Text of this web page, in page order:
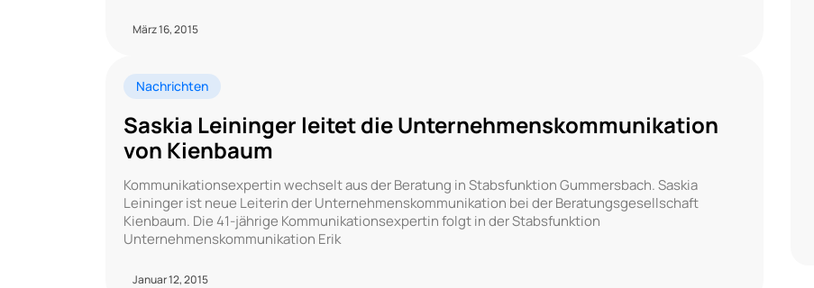
März 16, 2015
Nachrichten
Saskia Leininger leitet die Unternehmenskommunikation
von Kienbaum
Kommunikationsexpertin wechselt aus der Beratung in Stabsfunktion Gummersbach. Saskia
Leininger ist neue Leiterin der Unternehmenskommunikation bei der Beratungsgesellschaft
Kienbaum. Die 41-jährige Kommunikationsexpertin folgt in der Stabsfunktion
Unternehmenskommunikation Erik
Januar 12, 2015